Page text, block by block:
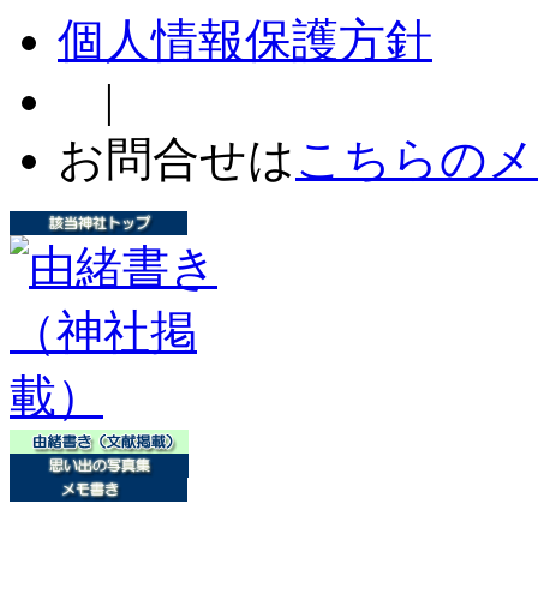
個人情報保護方針
|
お問合せはこちらの